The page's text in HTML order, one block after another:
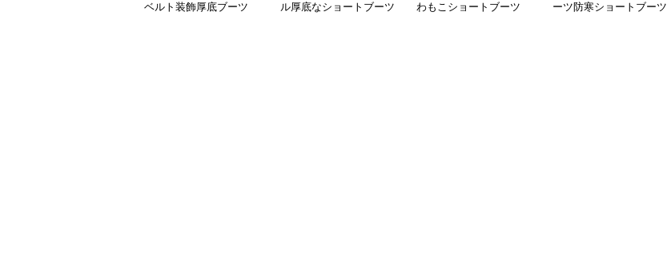
ベルト装飾厚底ブーツ
ル厚底なショートブーツ
わもこショートブーツ
ーツ防寒ショートブーツ